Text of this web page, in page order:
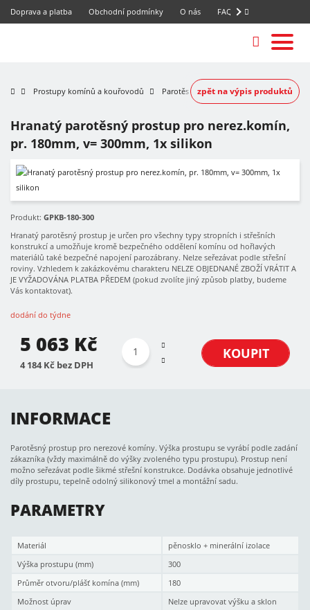
Doprava a platba Obchodní podmínky O nás FAQ
Prostupy komínů a kouřovodů Parotěsné prostupy nerezových komínů
zpět na výpis produktů
Hranatý parotěsný prostup pro nerez.komín,
pr. 180mm, v= 300mm, 1x silikon
Produkt: GPKB-180-300
Hranatý parotěsný prostup je určen pro všechny typy stropních i střešních
konstrukcí a umožňuje kromě bezpečného oddělení komínu od hořlavých
materiálů také bezpečné napojení parozábrany. Nelze seřezávat podle střešní
roviny. Vzhledem k zakázkovému charakteru NELZE OBJEDNANÉ ZBOŽÍ VRÁTIT A
JE VYŽADOVÁNA PLATBA PŘEDEM (pokud zvolíte jiný způsob platby, budeme
Vás kontaktovat).
dodání do týdne
5 063 Kč
4 184 Kč bez DPH
KOUPIT
INFORMACE
Parotěsný prostup pro nerezové komíny. Výška prostupu se vyrábí podle zadání
zákazníka (vždy maximálně do výšky zvoleného typu prostupu). Prostup není
možno seřezávat podle šikmé střešní konstrukce. Dodávka obsahuje jednotlivé
díly prostupu, tepelně odolný silikonový tmel a montážní sadu.
PARAMETRY
Materiál
pěnosklo + minerální izolace
Výška prostupu (mm)
300
Průměr otvoru/plášť komína (mm)
180
Možnost úprav
Nelze upravovat výšku a sklon